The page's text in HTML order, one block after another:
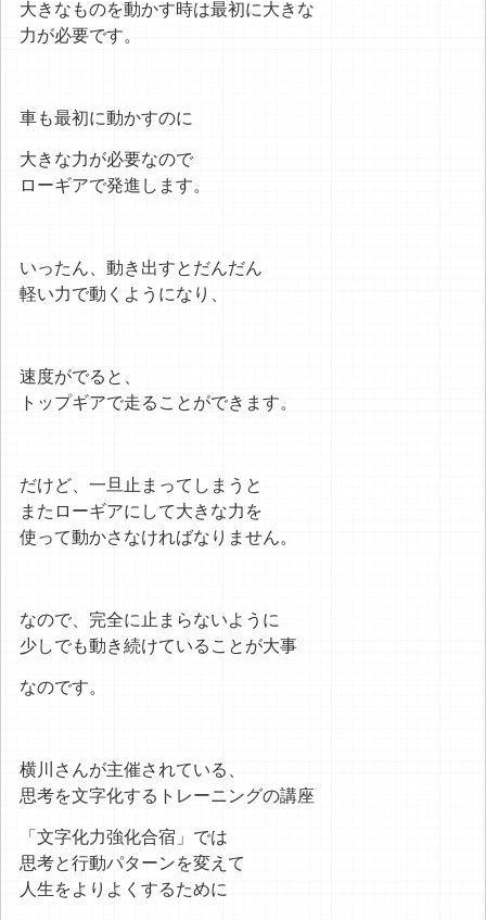
大きなものを動かす時は最初に大きな
力が必要です。
車も最初に動かすのに
大きな力が必要なので
ローギアで発進します。
いったん、動き出すとだんだん
軽い力で動くようになり、
速度がでると、
トップギアで走ることができます。
だけど、一旦止まってしまうと
またローギアにして大きな力を
使って動かさなければなりません。
なので、完全に止まらないように
少しでも動き続けていることが大事
なのです。
横川さんが主催されている、
思考を文字化するトレーニングの講座
「文字化力強化合宿」では
思考と行動パターンを変えて
人生をよりよくするために